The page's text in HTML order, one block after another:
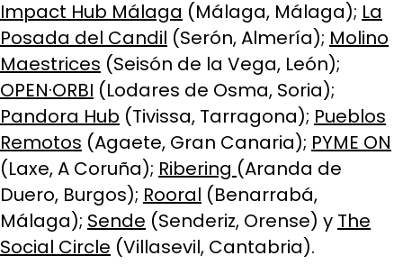
Impact Hub Málaga (Málaga, Málaga); La
Posada del Candil (Serón, Almería); Molino
Maestrices (Seisón de la Vega, León);
OPEN·ORBI (Lodares de Osma, Soria);
Pandora Hub (Tivissa, Tarragona); Pueblos
Remotos (Agaete, Gran Canaria); PYME ON
(Laxe, A Coruña); Ribering (Aranda de
Duero, Burgos); Rooral (Benarrabá,
Málaga); Sende (Senderiz, Orense) y The
Social Circle (Villasevil, Cantabria).